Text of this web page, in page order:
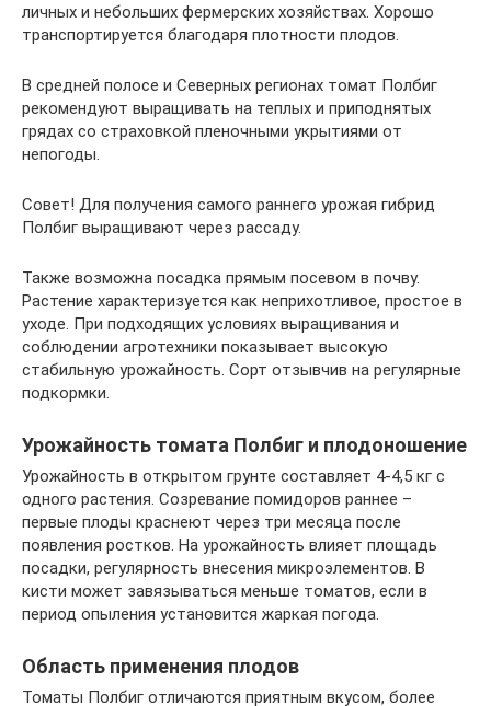
личных и небольших фермерских хозяйствах. Хорошо
транспортируется благодаря плотности плодов.
В средней полосе и Северных регионах томат Полбиг
рекомендуют выращивать на теплых и приподнятых
грядах со страховкой пленочными укрытиями от
непогоды.
Совет! Для получения самого раннего урожая гибрид
Полбиг выращивают через рассаду.
Также возможна посадка прямым посевом в почву.
Растение характеризуется как неприхотливое, простое в
уходе. При подходящих условиях выращивания и
соблюдении агротехники показывает высокую
стабильную урожайность. Сорт отзывчив на регулярные
подкормки.
Урожайность томата Полбиг и плодоношение
Урожайность в открытом грунте составляет 4-4,5 кг с
одного растения. Созревание помидоров раннее –
первые плоды краснеют через три месяца после
появления ростков. На урожайность влияет площадь
посадки, регулярность внесения микроэлементов. В
кисти может завязываться меньше томатов, если в
период опыления установится жаркая погода.
Область применения плодов
Томаты Полбиг отличаются приятным вкусом, более